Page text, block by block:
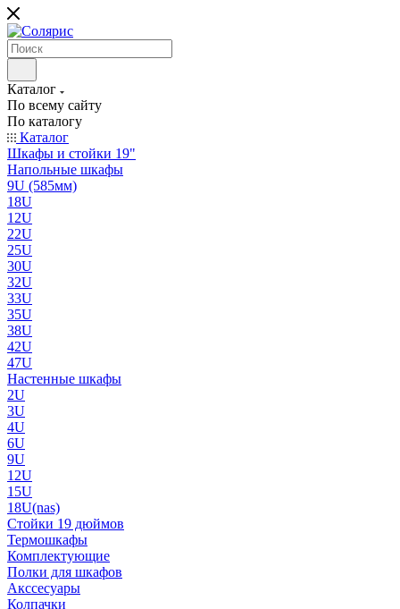
Каталог
По всему сайту
По каталогу
Каталог
Шкафы и стойки 19"
Напольные шкафы
9U (585мм)
18U
12U
22U
25U
30U
32U
33U
35U
38U
42U
47U
Настенные шкафы
2U
3U
4U
6U
9U
12U
15U
18U(nas)
Стойки 19 дюймов
Термошкафы
Комплектующие
Полки для шкафов
Акссесуары
Колпачки